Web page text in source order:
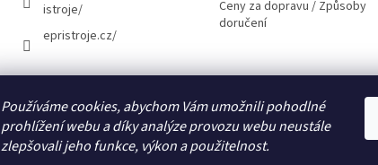
Používáme cookies, abychom Vám umožnili pohodlné
prohlížení webu a díky analýze provozu webu neustále
zlepšovali jeho funkce, výkon a použitelnost.
istroje/
epristroje.cz/
Ceny za dopravu / Způsoby
doručení
Kalibrace.info meteostanice.cz